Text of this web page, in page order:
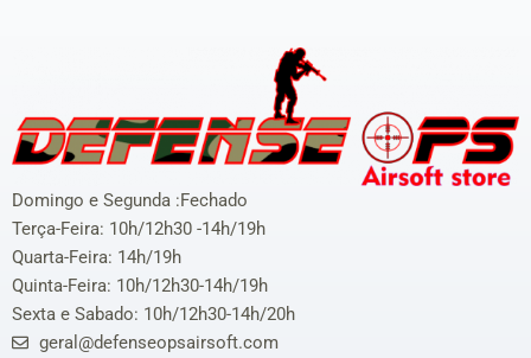
Domingo e Segunda :Fechado
Terça-Feira: 10h/12h30 -14h/19h
Quarta-Feira: 14h/19h
Quinta-Feira: 10h/12h30-14h/19h
Sexta e Sabado: 10h/12h30-14h/20h
geral@defenseopsairsoft.com